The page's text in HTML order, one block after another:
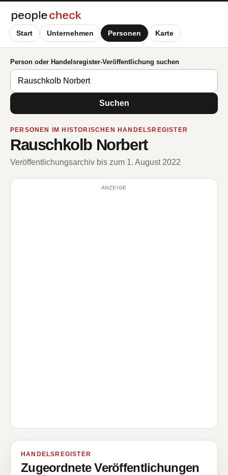
Start Unternehmen Personen Karte
Person oder Handelsregister-Veröffentlichung suchen
Suchen
PERSONEN IM HISTORISCHEN HANDELSREGISTER
Rauschkolb Norbert
Veröffentlichungsarchiv bis zum 1. August 2022
ANZEIGE
HANDELSREGISTER
Zugeordnete Veröffentlichungen